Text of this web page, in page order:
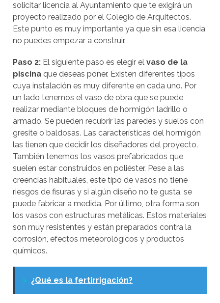
solicitar licencia al Ayuntamiento que te exigirá un
proyecto realizado por el Colegio de Arquitectos.
Este punto es muy importante ya que sin esa licencia
no puedes empezar a construir.
Paso 2: El siguiente paso es elegir elvaso de la
piscina que deseas poner. Existen diferentes tipos
cuya instalación es muy diferente en cada uno. Por
un lado tenemos el vaso de obra que se puede
realizar mediante bloques de hormigón ladrillo o
armado. Se pueden recubrir las paredes y suelos con
gresite o baldosas. Las características del hormigón
las tienen que decidir los diseñadores del proyecto.
También tenemos los vasos prefabricados que
suelen estar construidos en poliéster. Pese a las
creencias habituales, este tipo de vasos no tiene
riesgos de fisuras y si algún diseño no te gusta, se
puede fabricar a medida. Por último, otra forma son
los vasos con estructuras metálicas. Estos materiales
son muy resistentes y están preparados contra la
corrosión, efectos meteorológicos y productos
químicos.
> ¿Qué es la fertirrigación?